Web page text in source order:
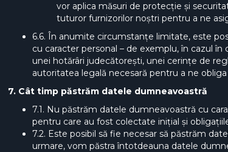
vor aplica măsuri de protecție și
tuturor furnizorilor noștri pentru a ne
6.6. În anumite circumstanțe limitate, este
cu caracter personal – de exemplu, în cazul
unei hotărâri judecătorești, unei cerințe de
autoritatea legală necesară pentru a ne
7. Cât timp păstrăm datele dumneavoastră
7.1. Nu păstrăm datele dumneavoastră cu
pentru care au fost colectate inițial și
7.2. Este posibil să fie necesar să păstrăm
urmare, vom păstra întotdeauna datele